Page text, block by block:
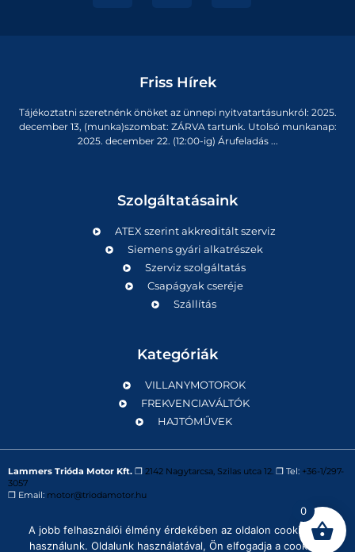
Friss Hírek
Tájékoztatni szeretnénk önöket az ünnepi nyitvatartásunkról: 2025.
december 13, (munka)szombat: ZÁRVA tartunk. Utolsó munkanap:
2025. december 22. (12:00-ig) Árufeladás ...
Szolgáltatásaink
ATEX szerint akkreditált szerviz
Siemens gyári alkatrészek
Szerviz szolgáltatás
Csapágyak cseréje
Szállítás
Kategóriák
VILLANYMOTOROK
FREKVENCIAVÁLTÓK
HAJTÓMŰVEK
Lammers Trióda Motor Kft. ❒ 2142 Nagytarcsa, Szilas utca 12. ❒ Tel: +36-1/297-
3057
❒ Email: motor@triodamotor.hu
Powered byDigit-Now Kft.
0
A jobb felhasználói élmény érdekében az oldalon cookie-kat
használunk. Oldalunk használatával, Ön elfogadja a cookie-k